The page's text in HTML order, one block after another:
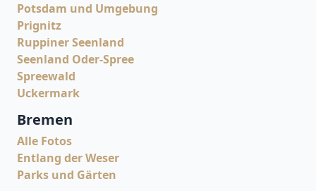
Potsdam und Umgebung
Prignitz
Ruppiner Seenland
Seenland Oder-Spree
Spreewald
Uckermark
Bremen
Alle Fotos
Entlang der Weser
Parks und Gärten